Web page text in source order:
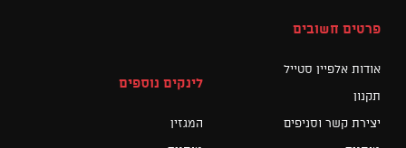
פרטים חשובים
אודות אלפיין סטייל
תקנון
יצירת קשר וסניפים
לינקים נוספים
המגזין